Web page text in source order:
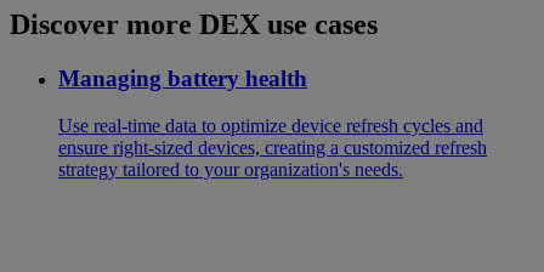
Discover more DEX use cases
Managing battery health
Use real-time data to optimize device refresh cycles and
ensure right-sized devices, creating a customized refresh
strategy tailored to your organization's needs.